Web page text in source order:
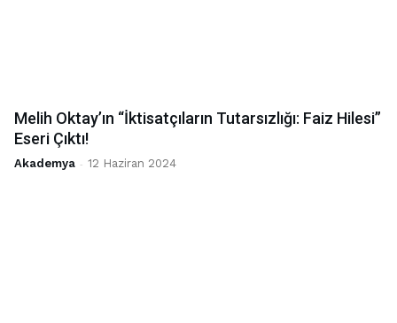
Melih Oktay’ın “İktisatçıların Tutarsızlığı: Faiz Hilesi”
Eseri Çıktı!
Akademya - 12 Haziran 2024